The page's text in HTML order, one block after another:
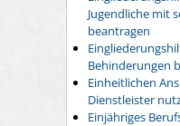
Jugendliche mit
beantragen
Behinderungen
Einheitlichen
Dienstleister
Einjähriges